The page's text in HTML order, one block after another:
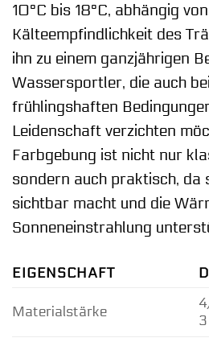
10°C bis 18°C, abhängig
Kälteempfindlichkeit des
ihn zu einem ganzjährigen
Wassersportler, die auch
frühlingshaften
Leidenschaft verzichten
Farbgebung ist nicht nur
sondern auch praktisch, da
sichtbar macht und die
Sonneneinstrahlung
EIGENSCHAFT
Materialstärke